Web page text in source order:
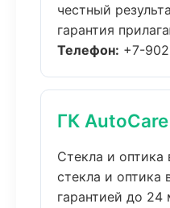
честный
гарантия
Телефон: +7-
ГК
Стекла и оптика
стекла и оптика
гарантией до 24